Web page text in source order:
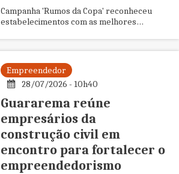
Campanha 'Rumos da Copa' reconheceu
estabelecimentos com as melhores
Empreendedor
28/07/2026 - 10h40
Guararema reúne
empresários da
construção civil em
encontro para fortalecer o
empreendedorismo